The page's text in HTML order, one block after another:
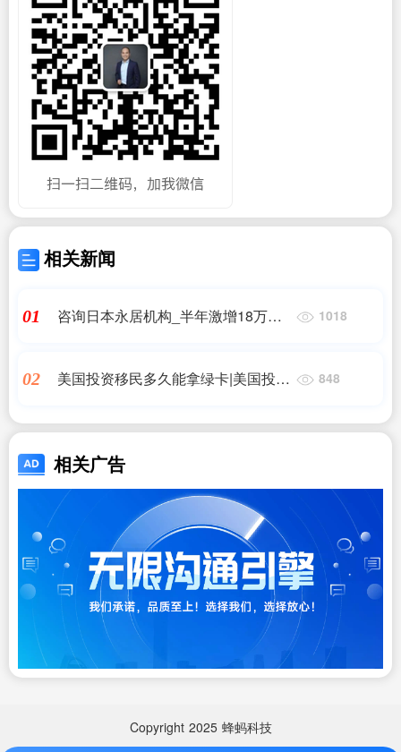
相关新闻
01
咨询日本永居机构_半年激增18万
1018
02
美国投资移民多久能拿绿卡|美国投资
道|香港移民
848
相关广告
Copyright 2025 蜂蚂科技